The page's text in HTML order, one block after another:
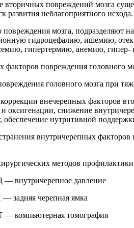
вторичных повреждений мозга
неблагоприятного исхода.
мозга,
гидроцефалию, ишемию,
гипертермию, анемию,
повреждения
головного мозга при
внечерепных факторов
оксигенации, снижение
нутритивной
внутричерепных
методов
давление
черепная ямка
томография